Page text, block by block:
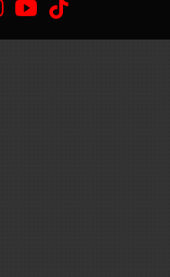
Instagram
Youtube